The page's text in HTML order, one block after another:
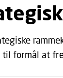
til formål at